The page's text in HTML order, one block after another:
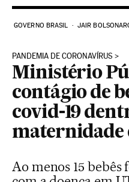
GOVERNO BRASIL JAIR
PANDEMIA DE CORONAVÍRUS
Ministério
contágio de
covid-19
maternidade
Ao menos 15